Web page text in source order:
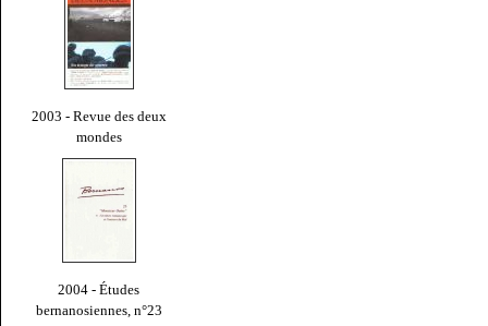
2003 - Revue des deux
mondes
2004 - Études
bernanosiennes, n°23